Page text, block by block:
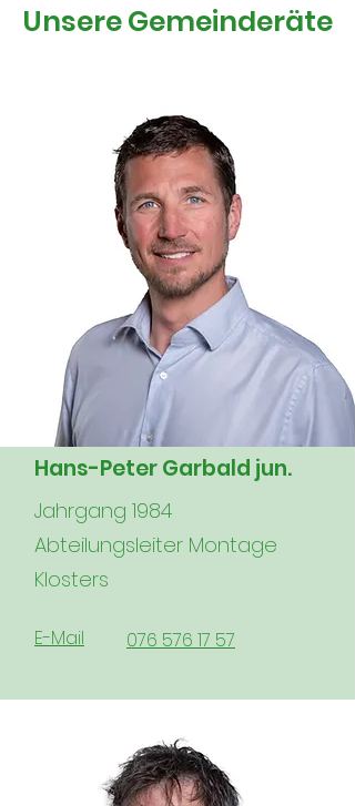
Unsere Gemeinderäte
Hans-Peter Garbald jun.
Jahrgang 1984
Abteilungsleiter Montage
Klosters
E-Mail 076 576 17 57